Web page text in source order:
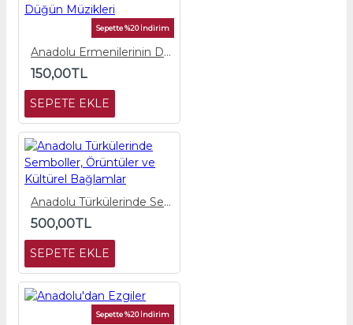
Sepette %20 İndirim
Anadolu Ermenilerinin Düğün Müzikleri
150,00TL
SEPETE EKLE
Anadolu Türkülerinde Semboller, Örüntüler ve Kültürel Bağlamlar
500,00TL
SEPETE EKLE
Sepette %20 İndirim